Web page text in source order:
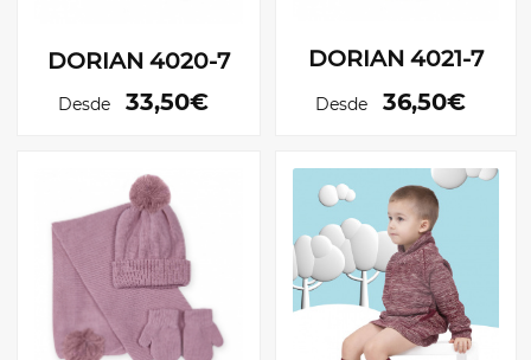
DORIAN 4020-7
Desde 33,50€
DORIAN 4021-7
Desde 36,50€